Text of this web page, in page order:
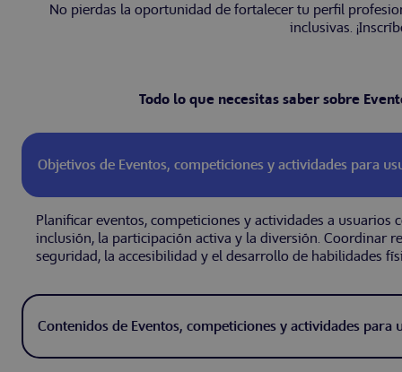
No pierdas la oportunidad de fortalecer tu perfil
inclusivas.
Todo lo que necesitas saber sobre
Objetivos de Eventos, competiciones y actividades para
Planificar eventos, competiciones y actividades a
inclusión, la participación activa y la diversión. Coordinar
seguridad, la accesibilidad y el desarrollo de habilidades
Contenidos de Eventos, competiciones y actividades para